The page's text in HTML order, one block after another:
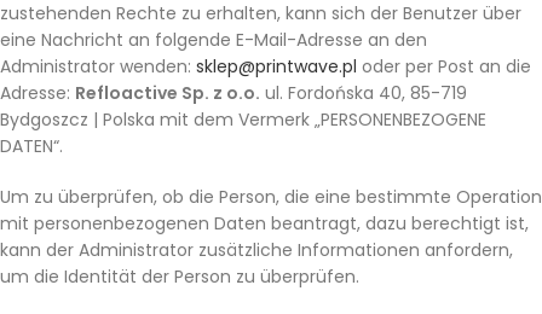
zustehenden Rechte zu erhalten, kann sich der Benutzer über
eine Nachricht an folgende E-Mail-Adresse an den
Administrator wenden: sklep@printwave.pl oder per Post an die
Adresse: Refloactive Sp. z o.o. ul. Fordońska 40, 85-719
Bydgoszcz | Polska mit dem Vermerk „PERSONENBEZOGENE
DATEN“.
Um zu überprüfen, ob die Person, die eine bestimmte Operation
mit personenbezogenen Daten beantragt, dazu berechtigt ist,
kann der Administrator zusätzliche Informationen anfordern,
um die Identität der Person zu überprüfen.